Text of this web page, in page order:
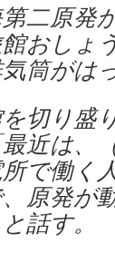
二原発
おしょ
筒がは
切り盛
近は、
で働く
原発が
話す。